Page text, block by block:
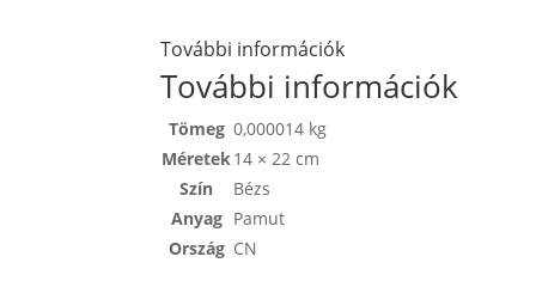
További információk
További információk
Tömeg 0,000014 kg
Méretek14 × 22 cm
Szín
Bézs
Anyag Pamut
Ország CN